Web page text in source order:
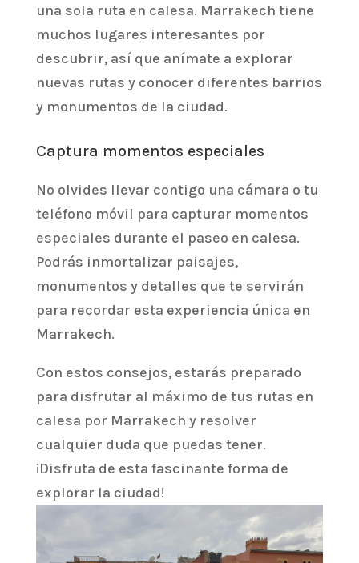
una sola ruta en calesa. Marrakech tiene
muchos lugares interesantes por
descubrir, así que anímate a explorar
nuevas rutas y conocer diferentes barrios
y monumentos de la ciudad.
Captura momentos especiales
No olvides llevar contigo una cámara o tu
teléfono móvil para capturar momentos
especiales durante el paseo en calesa.
Podrás inmortalizar paisajes,
monumentos y detalles que te servirán
para recordar esta experiencia única en
Marrakech.
Con estos consejos, estarás preparado
para disfrutar al máximo de tus rutas en
calesa por Marrakech y resolver
cualquier duda que puedas tener.
¡Disfruta de esta fascinante forma de
explorar la ciudad!